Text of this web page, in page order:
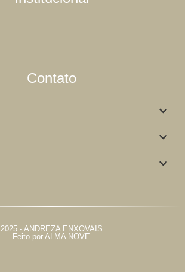
Contato
2025 - ANDREZA ENXOVAIS
Feito por ALMA NOVE